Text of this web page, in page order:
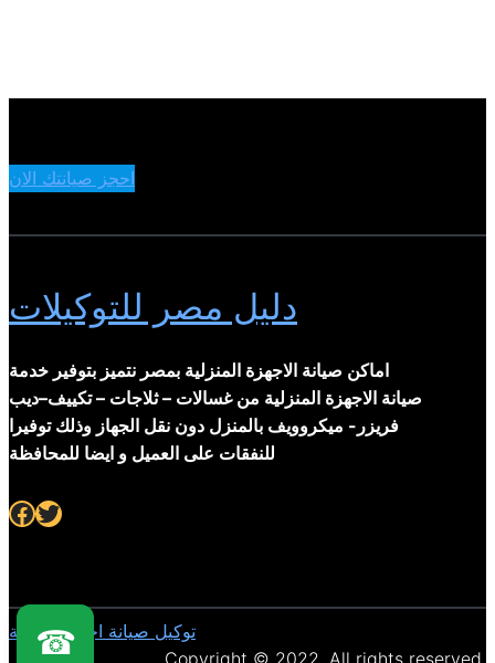
احجز صيانتك الان
دليل مصر للتوكيلات
اماكن صيانة الاجهزة المنزلية بمصر نتميز بتوفير خدمة
صيانة الاجهزة المنزلية من غسالات – ثلاجات – تكييف–ديب
فريزر- ميكروويف بالمنزل دون نقل الجهاز وذلك توفيرا
للنفقات على العميل و ايضا للمحافظة
Facebook Twitter
توكيل صيانة اجهزة منزلية
Copyright © 2022. All rights reserved.
☎